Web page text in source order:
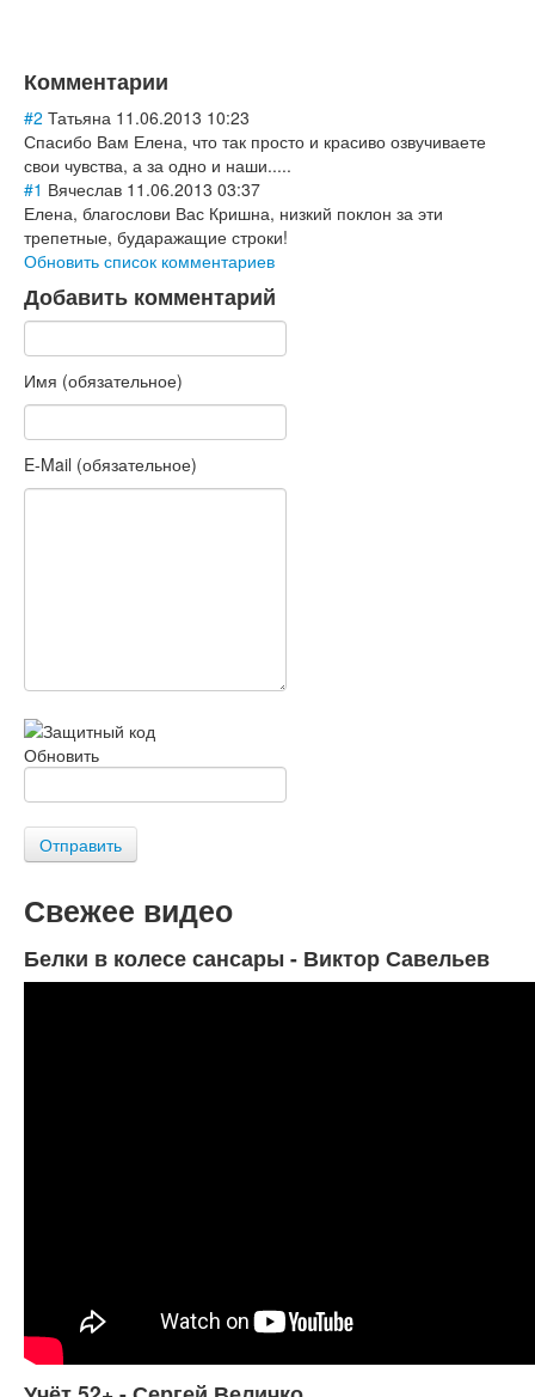
Комментарии
#2 Татьяна 11.06.2013 10:23
Спасибо Вам Елена, что так просто и красиво озвучиваете
свои чувства, а за одно и наши.....
#1 Вячеслав 11.06.2013 03:37
Елена, благослови Вас Кришна, низкий поклон за эти
трепетные, бударажащие строки!
Обновить список комментариев
Добавить комментарий
Имя (обязательное)
E-Mail (обязательное)
Обновить
Отправить
Свежее видео
Белки в колесе сансары - Виктор Савельев